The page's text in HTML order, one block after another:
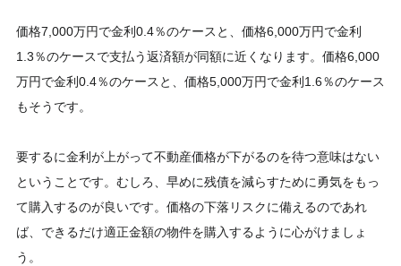
価格7,000万円で金利0.4％のケースと、価格6,000万円で金利
1.3％のケースで支払う返済額が同額に近くなります。価格6,000
万円で金利0.4％のケースと、価格5,000万円で金利1.6％のケース
もそうです。
要するに金利が上がって不動産価格が下がるのを待つ意味はない
ということです。むしろ、早めに残債を減らすために勇気をもっ
て購入するのが良いです。価格の下落リスクに備えるのであれ
ば、できるだけ適正金額の物件を購入するように心がけましょ
う。